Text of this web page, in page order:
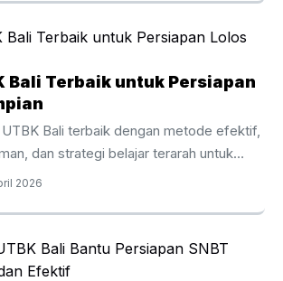
dan latihan yang konsisten. Oleh karena
kini memilih Les Privat CPNS Bali
untuk meningkatkan peluang lolos.
yang semakin ketat setiap tahunnya,
sering kali terasa kurang cukup. Di
bimbingan privat CPNS terus
Bali Terbaik untuk Persiapan
Bali terbaik dengan metode efektif,
dan strategi belajar terarah untuk
panduan lengkapnya di sini.
karena itu, banyak siswa mulai mencari
sebagai langkah strategis untuk
lolos. Dengan pendekatan belajar
2026